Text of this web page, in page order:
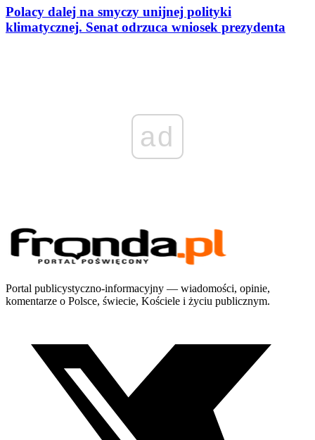
Polacy dalej na smyczy unijnej polityki
klimatycznej. Senat odrzuca wniosek prezydenta
ad
Portal publicystyczno-informacyjny — wiadomości, opinie,
komentarze o Polsce, świecie, Kościele i życiu publicznym.